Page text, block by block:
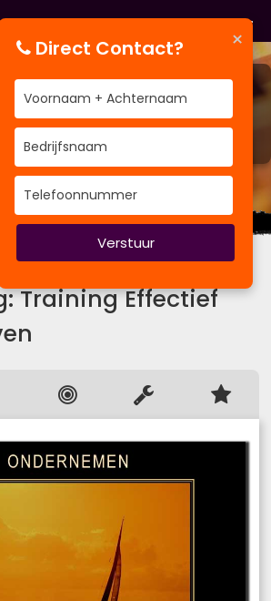
EFFECTIEF
mensen spreken uit ervaring.
Training Effectief
×
Direct Contact?
Verstuur